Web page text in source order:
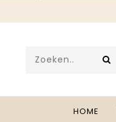
HOME